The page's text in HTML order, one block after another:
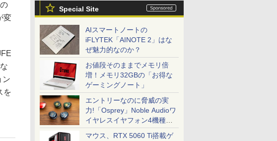
Special Site
AIスマートノートの
iFLYTEK「AINOTE 2」はな
ぜ魅力的なのか？
お値段そのままでメモリ倍
増！メモリ32GBの「お得な
ゲーミングノート」
エントリーなのに脅威の実
力!「Osprey」Noble Audioワ
イヤレスイヤフォン4機種を
一気に聴く
マウス、RTX 5060 Ti搭載ゲ
変
ン
を